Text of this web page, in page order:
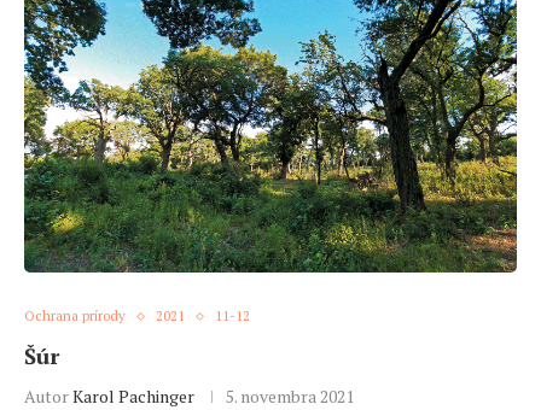
Ochrana prírody 2021 11-12
Šúr
AutorKarol Pachinger 5. novembra 2021